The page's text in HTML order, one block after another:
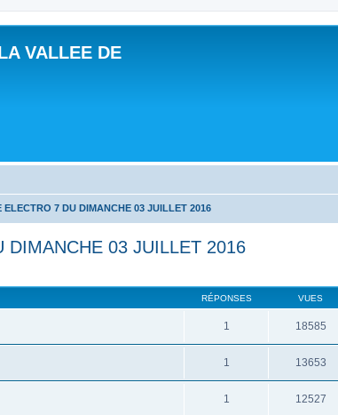
VALLEE DE
7 DU DIMANCHE 03 JUILLET 2016
DIMANCHE 03 JUILLET 2016
RÉPONSES VUES
1 18585
1 13653
1 12527